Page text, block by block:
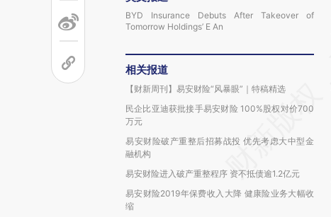
BYD Insurance Debuts After Takeover of
Tomorrow Holdings’ E An
相关报道
【财新周刊】易安财险“风暴眼”｜特稿精选
民企比亚迪获批接手易安财险 100%股权对价700
万元
易安财险破产重整后招募战投 优先考虑大中型金
融机构
易安财险进入破产重整程序 资不抵债逾1.2亿元
易安财险2019年保费收入大降 健康险业务大幅收
缩